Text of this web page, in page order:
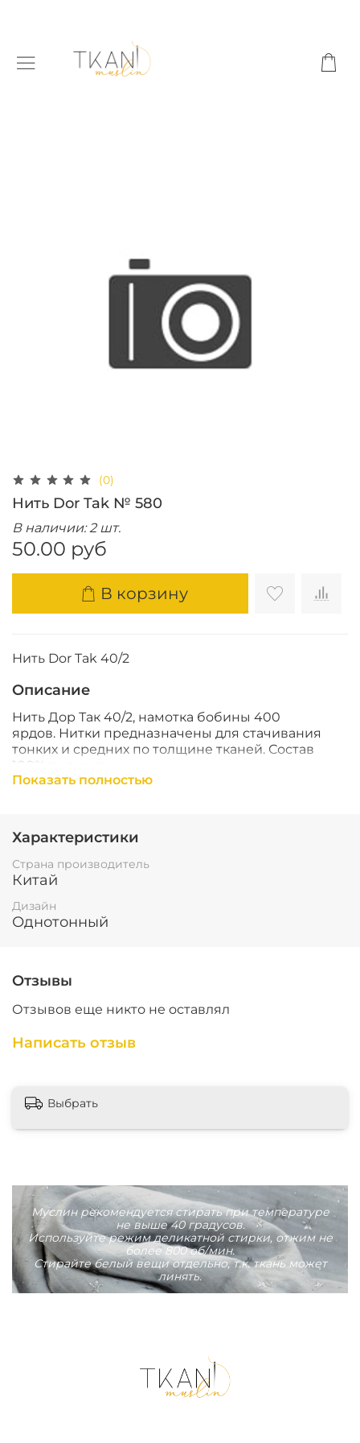
(0)
Нить Dor Tak № 580
В наличии: 2 шт.
50.00 руб
В корзину
Нить Dor Tak 40/2
Описание
Нить Дор Так 40/2, намотка бобины 400
ярдов. Нитки предназначены для стачивания
тонких и средних по толщине тканей. Состав
100% полиэстер
Показать полностью
Характеристики
Страна производитель
Китай
Дизайн
Однотонный
Отзывы
Отзывов еще никто не оставлял
Написать отзыв
Выбрать
Муслин рекомендуется стирать при температуре
не выше 40 градусов.
Используйте режим деликатной стирки, отжим не
более 800 об/мин.
Стирайте белый вещи отдельно, т.к. ткань может
линять.